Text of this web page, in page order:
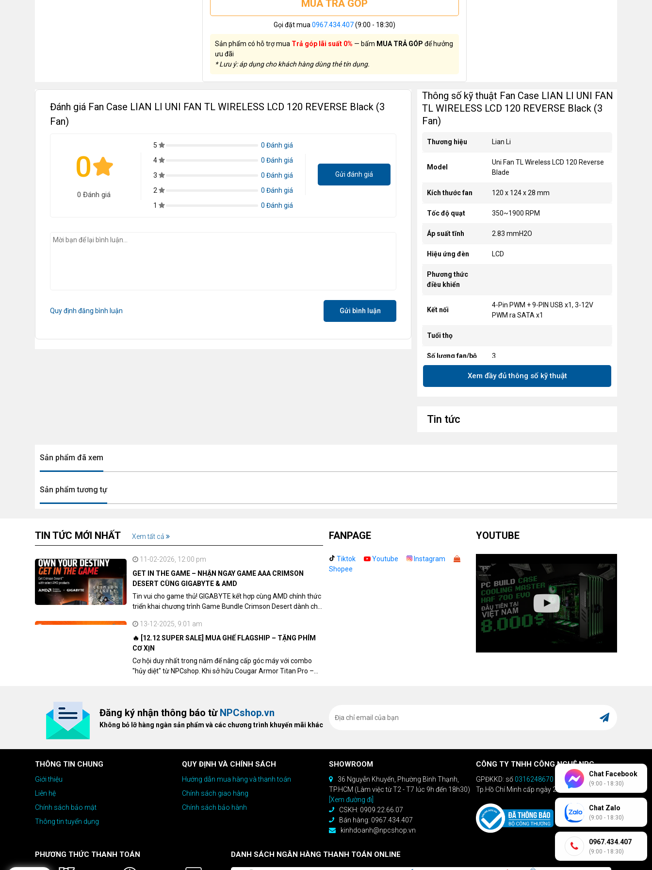
MUA TRẢ GÓP
Gọi đặt mua 0967.434.407(9:00 - 18:30)
Sản phẩm có hỗ trợ mua Trả góp lãi suất 0% — bấm MUA TRẢ GÓP để hưởng
ưu đãi
* Lưu ý: áp dụng cho khách hàng dùng thẻ tín dụng.
Đánh giá Fan Case LIAN LI UNI FAN TL WIRELESS LCD 120 REVERSE Black (3
Fan)
0
0 Đánh giá
5
0 Đánh giá
4
0 Đánh giá
3
0 Đánh giá
2
0 Đánh giá
1
0 Đánh giá
Gửi đánh giá
Quy định đăng bình luận Gửi bình luận
Thông số kỹ thuật Fan Case LIAN LI UNI FAN
TL WIRELESS LCD 120 REVERSE Black (3
Fan)
Thương hiệu Lian Li
Model
Uni Fan TL Wireless LCD 120 Reverse
Blade
Kích thước fan 120 x 124 x 28 mm
Tốc độ quạt 350~1900 RPM
Áp suất tĩnh 2.83 mmH2O
Hiệu ứng đèn LCD
Phương thức
điều khiển
Kết nối
4-Pin PWM + 9-PIN USB x1, 3-12V
PWM ra SATA x1
Tuổi thọ
Số lượng fan/bộ 3
Xem đầy đủ thông số kỹ thuật
Tin tức
Sản phẩm đã xem
Sản phẩm tương tự
TIN TỨC MỚI NHẤT Xem tất cả
11-02-2026, 12:00 pm
GET IN THE GAME – NHẬN NGAY GAME AAA CRIMSON
DESERT CÙNG GIGABYTE & AMD
Tin vui cho game thủ! GIGABYTE kết hợp cùng AMD chính thức
triển khai chương trình Game Bundle Crimson Desert dành cho
13-12-2025, 9:01 am
🔥 [12.12 SUPER SALE] MUA GHẾ FLAGSHIP – TẶNG PHÍM
CƠ XỊN
Cơ hội duy nhất trong năm để nâng cấp góc máy với combo
"hủy diệt" từ NPCshop. Khi sở hữu Cougar Armor Titan Pro –
FANPAGE
Tiktok Youtube
Instagram
Shopee
YOUTUBE
Đăng ký nhận thông báo từ NPCshop.vn
Không bỏ lỡ hàng ngàn sản phẩm và các chương trình khuyến mãi khác
THÔNG TIN CHUNG
Giới thiệu
Liên hệ
Chính sách bảo mật
Thông tin tuyển dụng
QUY ĐỊNH VÀ CHÍNH SÁCH
Hướng dẫn mua hàng và thanh toán
Chính sách giao hàng
Chính sách bảo hành
SHOWROOM
36 Nguyễn Khuyến, Phường Bình Thạnh,
TP.HCM (Làm việc từ T2 - T7 lúc 9h đến 18h30)
[Xem đường đi]
CSKH: 0909.22.66.07
Bán hàng: 0967.434.407
kinhdoanh@npcshop.vn
CÔNG TY TNHH CÔNG NGHỆ NPC
GPĐKKD: số 0316248670 do Sở KHĐT
Tp.Hồ Chí Minh cấp ngày 28/04/2020
PHƯƠNG THỨC THANH TOÁN DANH SÁCH NGÂN HÀNG THANH TOÁN ONLINE
Chat Facebook
(9:00 - 18:30)
Chat Zalo
(9:00 - 18:30)
0967.434.407
(9:00 - 18:30)